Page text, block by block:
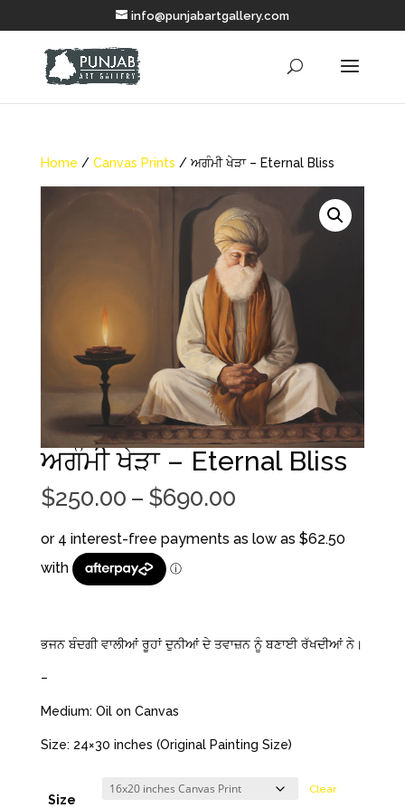
info@punjabartgallery.com
Home / Canvas Prints / ਅਗੰਮੀ ਖੇੜਾ – Eternal Bliss
ਅਗੰਮੀ ਖੇੜਾ – Eternal Bliss
$250.00 – $690.00Price
$250.00
ਭਜਨ ਬੰਦਗੀ ਵਾਲੀਆਂ ਰੂਹਾਂ ਦੁਨੀਆਂ ਦੇ ਤਵਾਜ਼ਨ ਨੂੰ ਬਣਾਈ ਰੱਖਦੀਆਂ ਨੇ।
–
Medium: Oil on Canvas
Size: 24×30 inches (Original Painting Size)
Size
Clear